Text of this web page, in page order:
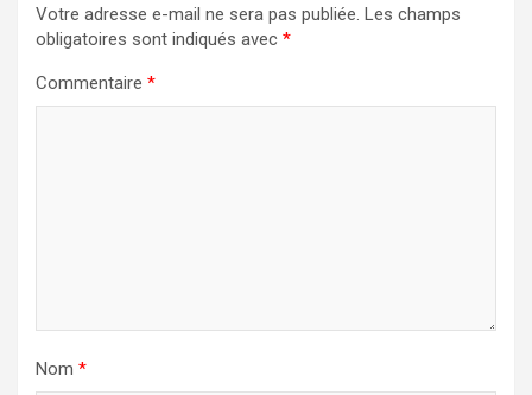
Votre adresse e-mail ne sera pas publiée. Les champs
obligatoires sont indiqués avec *
Commentaire *
Nom *